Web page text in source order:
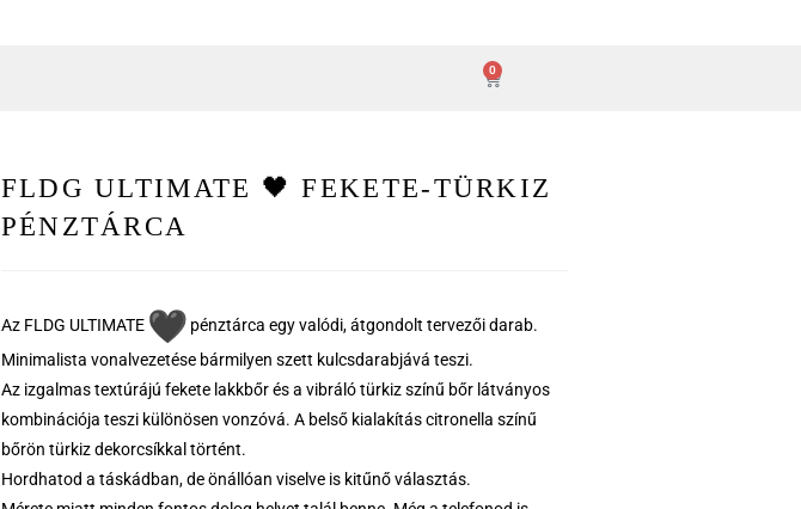
0
FLDG ULTIMATE 🖤 FEKETE-TÜRKIZ
PÉNZTÁRCA
Az FLDG ULTIMATE
pénztárca egy valódi, átgondolt tervezői darab.
Minimalista vonalvezetése bármilyen szett kulcsdarabjává teszi.
Az izgalmas textúrájú fekete lakkbőr és a vibráló türkiz színű bőr látványos
kombinációja teszi különösen vonzóvá. A belső kialakítás citronella színű
bőrön türkiz dekorcsíkkal történt.
Hordhatod a táskádban, de önállóan viselve is kitűnő választás.